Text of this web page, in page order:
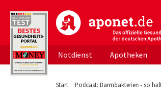
aponet.de - Das offizielle
Notdienst Apotheken
Start Podcast: Darmbakterien - so